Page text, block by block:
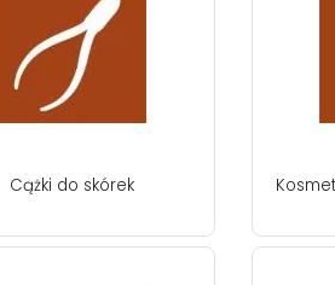
Cążki do skórek